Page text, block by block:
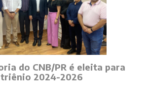
do CNB/PR é eleita para
2024-2026